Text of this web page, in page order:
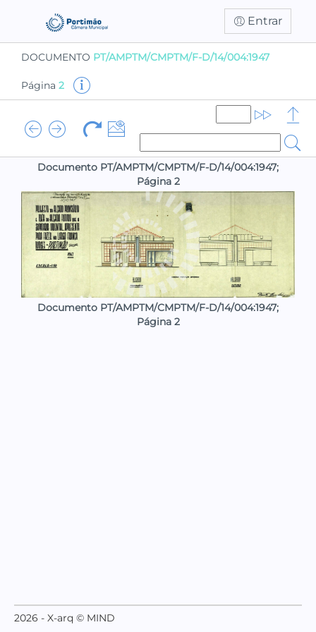
Entrar
DOCUMENTO PT/AMPTM/CMPTM/F-D/14/004:1947
Página 2
Documento PT/AMPTM/CMPTM/F-D/14/004:1947;
Página 2
Documento PT/AMPTM/CMPTM/F-D/14/004:1947;
Página 2
2026 - X-arq © MIND